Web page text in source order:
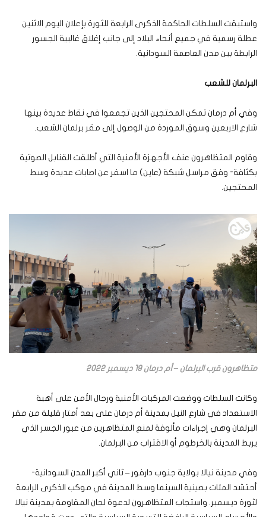
واستبقت السلطات الحاكمة الذكرى الرابعة للثورة بإعلان اليوم الاثنين
عطلة رسمية في جميع أنحاء البلاد إلى جانب إغلاق غالبية الجسور
الرابطة بين مدن العاصمة السودانية.
البرلمان للشعب
وفي أم درمان تمكن المحتجين الذين تجمعوا في نقاط عديدة بينها
شارع الاربعين وسوق الموردة من الوصول إلى مقر برلمان الشعب.
وقاوم المتظاهرون عنف الأجهزة الأمنية التي أطلقت القنابل الصوتية
بكثافة- وفق مراسل شبكة (عاين) ما اسفر عن اصابات عديدة وسط
المحتجين.
متظاهرون قرب البرلمان – أم درمان 19 ديسمبر 2022
وكانت السلطات ووضعت المركبات الأمنية ورجال الأمن على أهبة
الاستعداد في شارع النيل بمدينة أم درمان على بعد أمتار قليلة من مقر
البرلمان وهي إجراءات مألوفة لمنع المتظاهرين من عبور الجسر الذي
يربط المدينة بالخرطوم أو الاقتراب من البرلمان.
وفي مدينة نيالا بولاية جنوب دارفور – ثاني أكبر المدن السودانية-
أحتشد المئات بصينية السينما وسط المدينة في موكب الذكرى الرابعة
لثورة ديسمبر. واستجاب المتظاهرون لدعوة لجان المقاومة بمدينة نيالا